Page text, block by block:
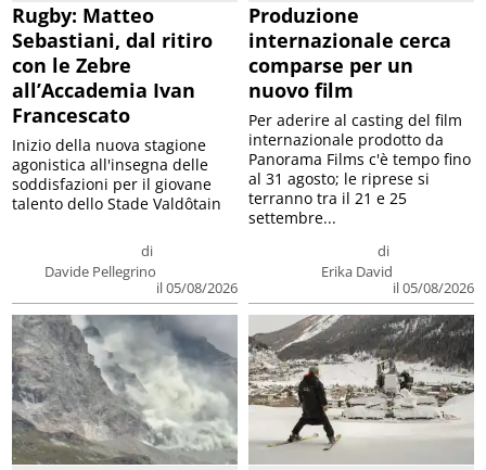
Rugby: Matteo
Sebastiani, dal ritiro
con le Zebre
all’Accademia Ivan
Francescato
di
Davide Pellegrino
il 05/08/2026
Inizio della nuova stagione
agonistica all'insegna delle
soddisfazioni per il giovane
talento dello Stade Valdôtain
Produzione
internazionale cerca
comparse per un
nuovo film
di
Erika David
il 05/08/2026
Per aderire al casting del film
internazionale prodotto da
Panorama Films c'è tempo fino
al 31 agosto; le riprese si
terranno tra il 21 e 25
settembre...